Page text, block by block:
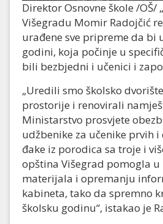
Direktor Osnovne škole /OŠ/
Višegradu Momir Radojčić
urađene sve pripreme da bi
godini, koja počinje u
bili bezbjedni i učenici i
„Uredili smo školsko
prostorije i renovirali
Ministarstvo prosvjete
udžbenike za učenike prvih
đake iz porodica sa troje i
opština Višegrad pomogla u
materijala i opremanju
kabineta, tako da spremno
školsku godinu“, istakao je